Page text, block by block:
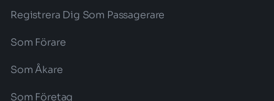
Registrera Dig Som Passagerare
Som Förare
Som Åkare
Som Företag